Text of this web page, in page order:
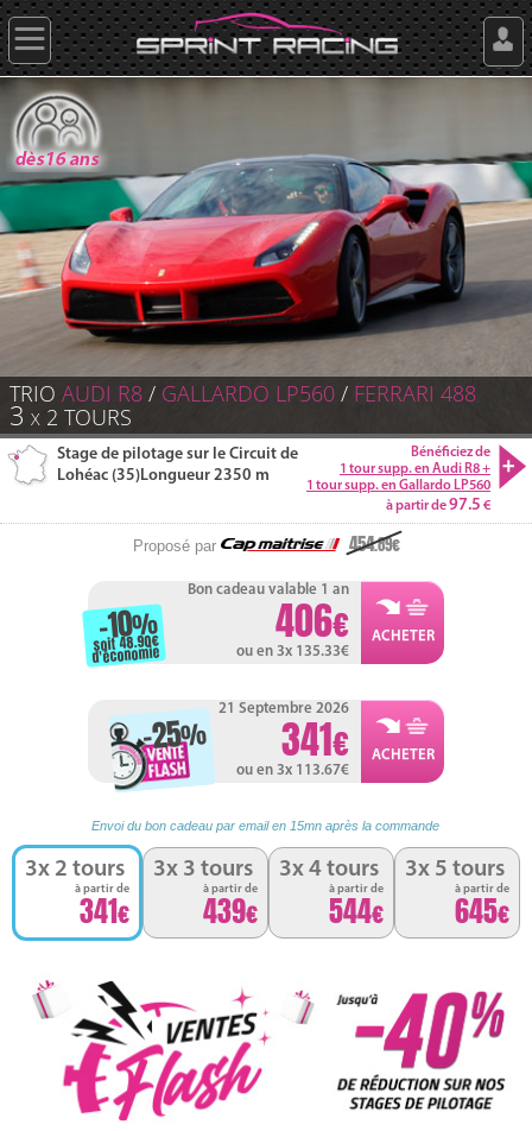
TRIO AUDI R8 / GALLARDO LP560 / FERRARI 488
3 X 2 TOURS
Bénéficiez de
1 tour supp. en Audi R8 +
1 tour supp. en Gallardo LP560
à partir de97.5
Stage de pilotage sur le Circuit de
Lohéac (35)Longueur 2350 m
Proposé par 454.89
Bon cadeau valable 1 an
406
ou en 3x 135.33
-10%
soit 48.90
d'économie
21 Septembre 2026
341
ou en 3x 113.67
-25%
Envoi du bon cadeau par email en 15mn après la commande
3x 2 tours
à partir de
341
3x 3 tours
à partir de
439
3x 4 tours
à partir de
544
3x 5 tours
à partir de
645